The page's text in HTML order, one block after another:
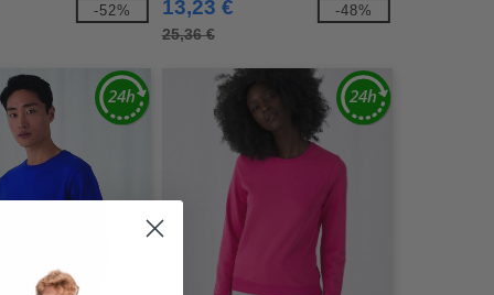
-52% 13,23 €
25,36 €
-48%